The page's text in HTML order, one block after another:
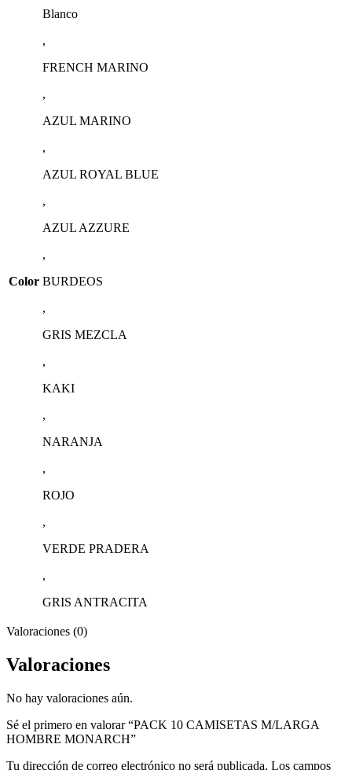
Color
Blanco
,
FRENCH MARINO
,
AZUL MARINO
,
AZUL ROYAL BLUE
,
AZUL AZZURE
,
BURDEOS
,
GRIS MEZCLA
,
KAKI
,
NARANJA
,
ROJO
,
VERDE PRADERA
,
GRIS ANTRACITA
Valoraciones (0)
Valoraciones
No hay valoraciones aún.
Sé el primero en valorar “PACK 10 CAMISETAS M/LARGA
HOMBRE MONARCH”
Tu dirección de correo electrónico no será publicada. Los campos